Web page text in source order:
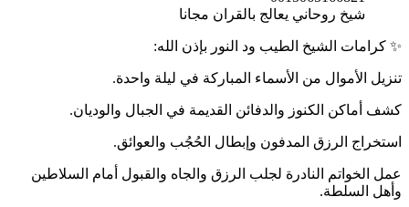
شيخ روحاني يعالج بالقران مجانا
✨ كرامات الشيخ الطيب ود النور بإذن الله:
تنزيل الأموال من الأسماء المباركة في ليلة واحدة.
كشف أماكن الكنوز والدفائن القديمة في الجبال والوديان.
استخراج الرزق المدفون وإبطال الحُجُب والعوائق.
عمل الخواتم النادرة لجلب الرزق والجاه والقبول أمام السلاطين
وأهل السلطة.